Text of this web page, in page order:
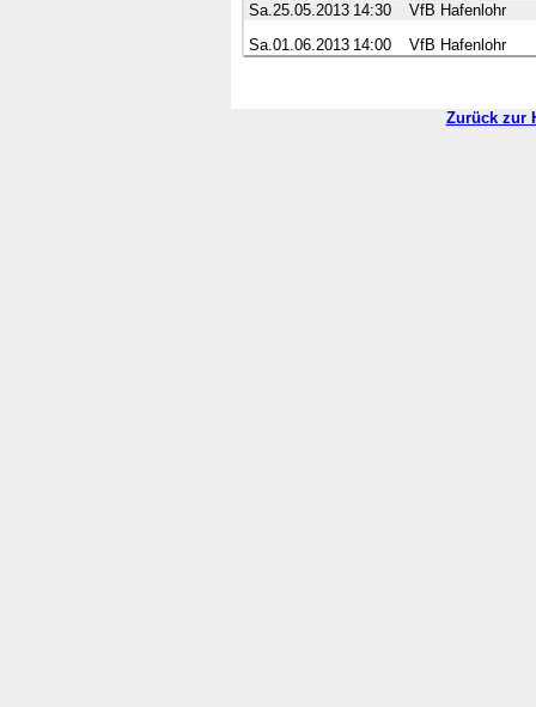
Sa.25.05.2013 14:30
VfB Hafenlohr
Sa.01.06.2013 14:00 VfB Hafenlohr
Zurück zur